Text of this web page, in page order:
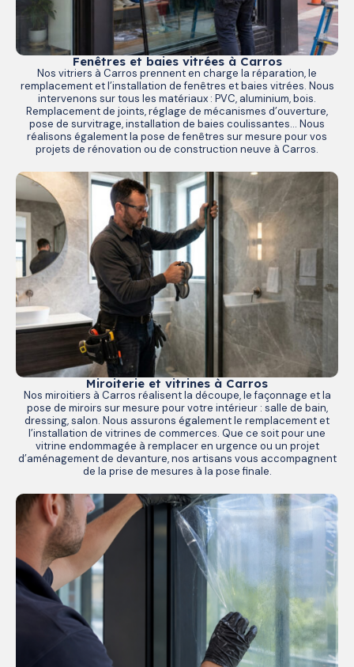
Fenêtres et baies vitrées à Carros
Nos vitriers à Carros prennent en charge la réparation, le
remplacement et l’installation de fenêtres et baies vitrées. Nous
intervenons sur tous les matériaux : PVC, aluminium, bois.
Remplacement de joints, réglage de mécanismes d’ouverture,
pose de survitrage, installation de baies coulissantes… Nous
réalisons également la pose de fenêtres sur mesure pour vos
projets de rénovation ou de construction neuve à Carros.
Miroiterie et vitrines à Carros
Nos miroitiers à Carros réalisent la découpe, le façonnage et la
pose de miroirs sur mesure pour votre intérieur : salle de bain,
dressing, salon. Nous assurons également le remplacement et
l’installation de vitrines de commerces. Que ce soit pour une
vitrine endommagée à remplacer en urgence ou un projet
d’aménagement de devanture, nos artisans vous accompagnent
de la prise de mesures à la pose finale.